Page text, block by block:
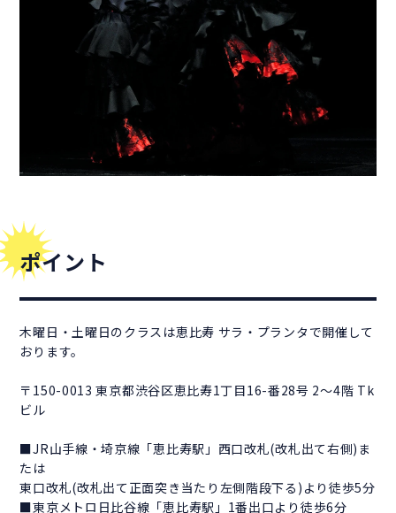
ポイント
木曜日・土曜日のクラスは恵比寿 サラ・プランタで開催して
おります。
〒150-0013 東京都渋谷区恵比寿1丁目16-番28号 2〜4階 Tk
ビル
■JR山手線・埼京線「恵比寿駅」西口改札(改札出て右側)ま
たは
東口改札(改札出て正面突き当たり左側階段下る)より徒歩5分
■東京メトロ日比谷線「恵比寿駅」1番出口より徒歩6分